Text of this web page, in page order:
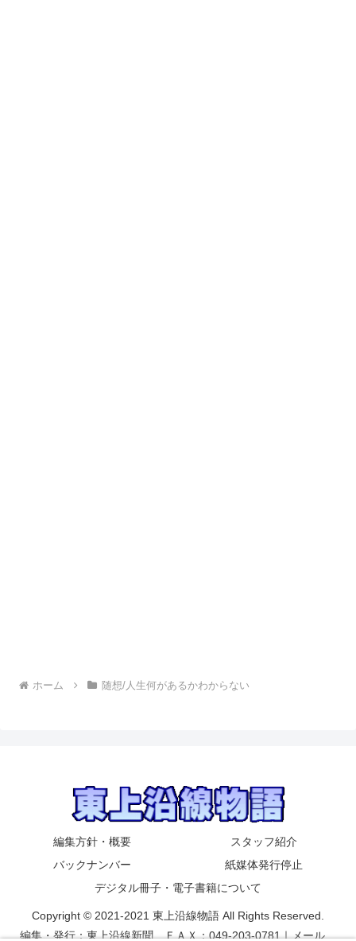
ホーム 随想/人生何があるかわからない
編集方針・概要
スタッフ紹介
バックナンバー
紙媒体発行停止
デジタル冊子・電子書籍について
Copyright © 2021-2021 東上沿線物語 All Rights Reserved.
編集・発行：東上沿線新聞 ＦＡＸ：049-203-0781｜メール